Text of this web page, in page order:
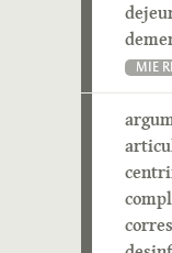
MIE